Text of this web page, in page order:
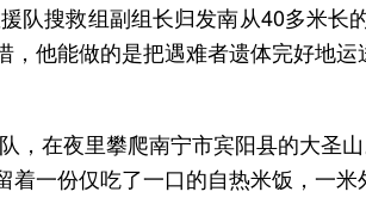
队搜救组副组长归发南从40多米
他能做的是把遇难者遗体完好地
，在夜里攀爬南宁市宾阳县的大圣
一份仅吃了一口的自热米饭，一米